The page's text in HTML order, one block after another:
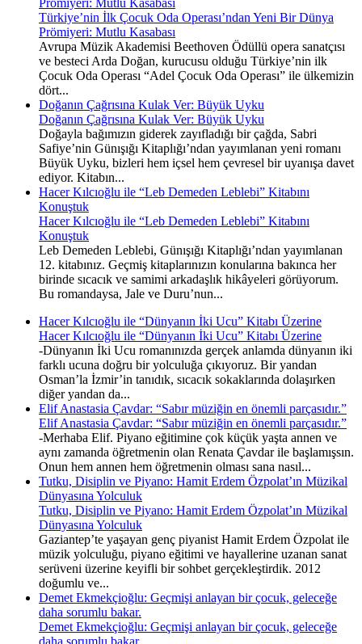
Prömiyeri: Mutlu Kasabası
Türkiye’nin İlk Çocuk Oda Operası’ndan Yeni Bir Dünya
Prömiyeri: Mutlu Kasabası
Avrupa Müzik Akademisi Beethoven Ödüllü opera sanatçısı
ve besteci Arda Doğan, kurucusu olduğu Türkiye’nin ilk
Çocuk Oda Operası “Adel Çocuk Oda Operası” ile ülkemizin
dört...
Doğanın Çağrısına Kulak Ver: Büyük Uyku
Doğanın Çağrısına Kulak Ver: Büyük Uyku
Doğayla bağımızın giderek zayıfladığı bir çağda, Sabri
Safiye’nin Günışığı Kitaplığı’ndan yayımlanan yeni romanı
Büyük Uyku, bizleri hem içsel hem çevresel bir uyanışa davet
ediyor. Kitabın...
Hacer Kılcıoğlu ile “Leb Demeden Leblebi” Kitabını
Konuştuk
Hacer Kılcıoğlu ile “Leb Demeden Leblebi” Kitabını
Konuştuk
Leb Demeden Leblebi, Günışığı Kitaplığı’ndan yayımlanan
12. kitabınız. Geçmiş kitaplarınızın konularına bakınca her
birinde sıcacık ve samimi arkadaşlık hikâyeleri görüyorum.
Bu romandaysa, Jale ve Duru’nun...
Hacer Kılcıoğlu ile “Dünyanın İki Ucu” Kitabı Üzerine
Hacer Kılcıoğlu ile “Dünyanın İki Ucu” Kitabı Üzerine
-Dünyanın İki Ucu romanınızda gerçek anlamda dünyanın iki
farklı ucuna doğru bir yolculuğa çıkıyoruz. Bir yandan
Osman’la İzmir’in tanıdık, sıcacık sokaklarında dolaşırken
diğer yandan da...
Elif Anastasia Çavdar: “Sabır müziğin en önemli parçasıdır.”
Elif Anastasia Çavdar: “Sabır müziğin en önemli parçasıdır.”
-Merhaba Elif. Piyano eğitimine çok küçük yaşta annen ve
aynı zamanda öğretmenin olan Renata Çavdar ile başlamışsın.
Onun hem annen hem öğretmenin olması sana nasıl...
Tutku, Disiplin ve Piyano: Hamit Erdem Özpolat’ın Müzikal
Dünyasına Yolculuk
Tutku, Disiplin ve Piyano: Hamit Erdem Özpolat’ın Müzikal
Dünyasına Yolculuk
Gaziantep’te yaşayan genç piyanist Hamit Erdem Özpolat ile
müzik yolculuğu, piyano eğitimi ve hayallerine uzanan sanat
serüveni üzerine keyifli bir sohbet gerçekleştirdik. 2012
doğumlu ve...
Demet Ekmekçioğlu: Geçmişi anlayan bir çocuk, geleceğe
daha sorumlu bakar.
Demet Ekmekçioğlu: Geçmişi anlayan bir çocuk, geleceğe
daha sorumlu bakar.